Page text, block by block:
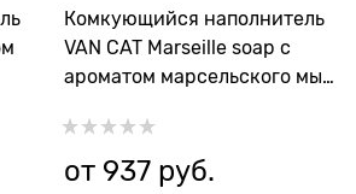
Комкующийся наполнитель
VAN CAT Marseille soap с
ароматом марсельского мыла
от 937 руб.